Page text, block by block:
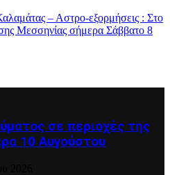
– Αστρο-εξορμήσεις : Στο
Μεσσηνίας σήμερα Σάββατο 8
σε περιοχές της
10 Αυγούστου